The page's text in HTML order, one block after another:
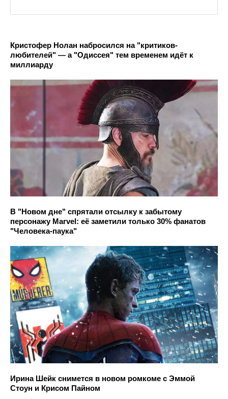
Кристофер Нолан набросился на "критиков-
любителей" — а "Одиссея" тем временем идёт к
миллиарду
В "Новом дне" спрятали отсылку к забытому
персонажу Marvel: её заметили только 30% фанатов
"Человека-паука"
Ирина Шейк снимется в новом ромкоме с Эммой
Стоун и Крисом Пайном